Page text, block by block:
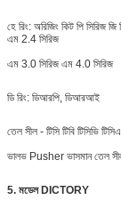
হে রিং: অরিজিং কিট পি সিরিজ
এম 2.4 সিরিজ
এম 3.0 সিরিজ এম 4.0 সিরিজ
ডি রিং: ডিআরপি, ডিআরআই
তেল সীল - টিসি টিবি টিসিভি
ভালভ Pusher ভাসমান তেল
5. মডেল DICTORY